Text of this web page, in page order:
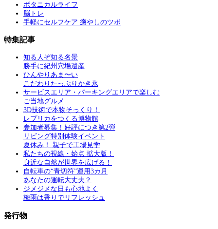
ボタニカルライフ
脳トレ
手軽にセルフケア 癒やしのツボ
特集記事
知る人ぞ知る名景
勝手に紀州穴場遺産
ひんやりあま〜い
こだわりたっぷりかき氷
サービスエリア・パーキングエリアで楽しむ
ご当地グルメ
3D技術で本物そっくり！
レプリカをつくる博物館
参加者募集！好評につき第2弾
リビング特別体験イベント
夏休み！ 親子で工場見学
私たちの視線・始点 拡大版！
身近な自然が世界を広げる！
自転車の“青切符”運用3カ月
あなたの運転大丈夫？
ジメジメな日も心地よく
梅雨は香りでリフレッシュ
発行物